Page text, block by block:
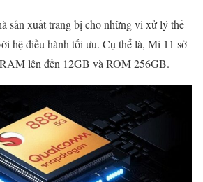
sản xuất trang bị cho những vi xử lý thế
hệ điều hành tối ưu. Cụ thể là, Mi 11 sở
lên đến 12GB và ROM 256GB.